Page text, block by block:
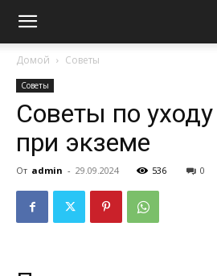
Домой Советы
Советы
Советы по
при экземе
От admin - 29.09.2024 536 0